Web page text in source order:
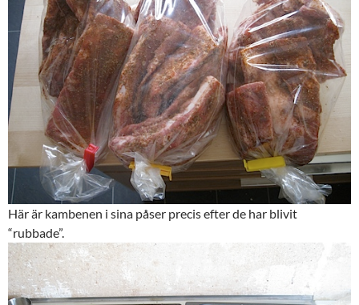
Här är kambenen i sina påser precis efter de har blivit
“rubbade”.